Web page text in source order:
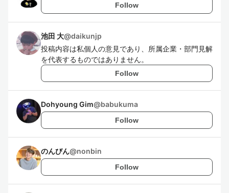
Follow
池田 大@daikunjp
投稿内容は私個人の意見であり、所属企業・部門見解
を代表するものではありません。
Follow
Dohyoung Gim@babukuma
Follow
のんびん@nonbin
Follow